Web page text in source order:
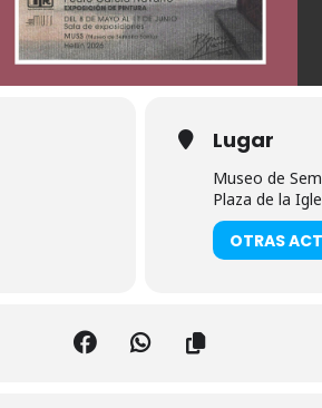
Lugar
Museo de
Plaza de la
OTRAS